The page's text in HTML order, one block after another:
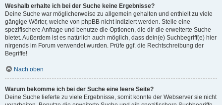
Weshalb erhalte ich bei der Suche keine Ergebnisse?
Deine Suche war möglicherweise zu allgemein gehalten und enthielt zu viele
gängige Wörter, welche von phpBB nicht indiziert werden. Stelle eine
spezifischere Anfrage und benutze die Optionen, die dir die erweiterte Suche
bietet. Außerdem ist es natürlich auch möglich, dass dein(e) Suchbegriff(e) hier
nirgends im Forum verwendet wurden. Prüfe ggf. die Rechtschreibung der
Begriffe!
Nach oben
Warum bekomme ich bei der Suche eine leere Seite?
Deine Suche lieferte zu viele Ergebnisse, somit konnte der Webserver sie nicht